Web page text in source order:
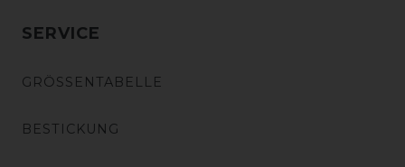
SERVICE
GRÖSSENTABELLE
BESTICKUNG